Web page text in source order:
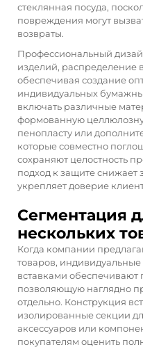
стеклянная посуда,
повреждения могут
возвраты.
Профессиональный
изделий, распределение
обеспечивая создание
индивидуальных
включать различные
формованную
пенопласту или
которые совместно
сохраняют целостность
подход к защите снижает
укрепляет доверие
Сегментация
нескольких
Когда компании
товаров,
вставками
позволяющую наглядно
отдельно. Конструкция
изолированные секции
аксессуаров или
покупателям оценить